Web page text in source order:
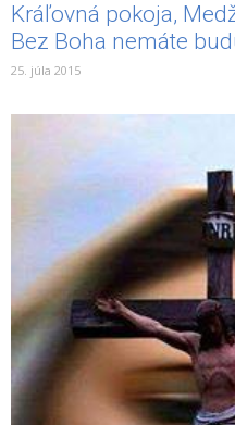
Kráľovná pokoja,
Bez Boha nemáte
25. júla 2015